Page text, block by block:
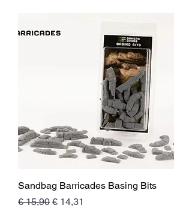
Sandbag Barricades Basing Bits
Standardpreis
€ 15,90 Sale-Preis
€ 14,31